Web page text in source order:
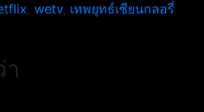
, wetv, เทพยุทธ์เซียนกลอรี่